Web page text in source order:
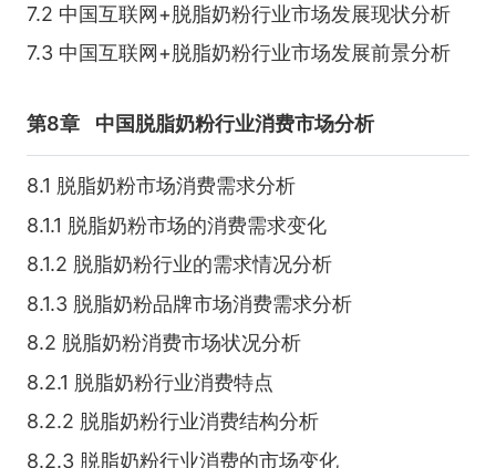
7.2 中国互联网+脱脂奶粉行业市场发展现状分析
7.3 中国互联网+脱脂奶粉行业市场发展前景分析
第8章 中国脱脂奶粉行业消费市场分析
8.1 脱脂奶粉市场消费需求分析
8.1.1 脱脂奶粉市场的消费需求变化
8.1.2 脱脂奶粉行业的需求情况分析
8.1.3 脱脂奶粉品牌市场消费需求分析
8.2 脱脂奶粉消费市场状况分析
8.2.1 脱脂奶粉行业消费特点
8.2.2 脱脂奶粉行业消费结构分析
8.2.3 脱脂奶粉行业消费的市场变化